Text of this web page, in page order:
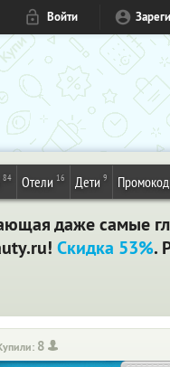
Войти
84 Отели 16 Дети 9
даже самые
Скидка 53%.
8